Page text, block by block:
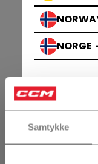
Samtykke
NORGE